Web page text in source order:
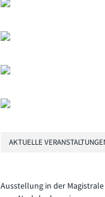
AKTUELLE
Ausstellung in der